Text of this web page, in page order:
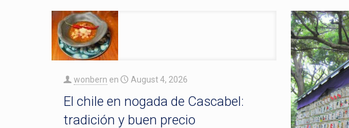
wonbern en August 4, 2026
El chile en nogada de Cascabel:
tradición y buen precio